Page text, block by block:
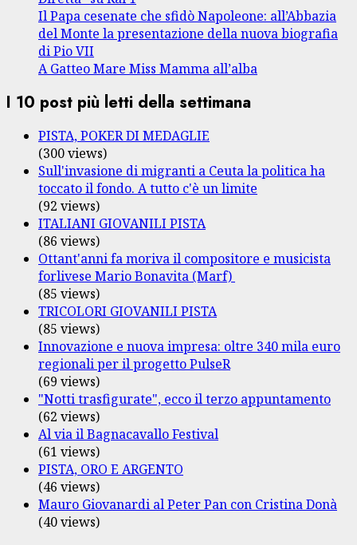
Il Papa cesenate che sfidò Napoleone: all’Abbazia
del Monte la presentazione della nuova biografia
di Pio VII
A Gatteo Mare Miss Mamma all’alba
I 10 post più letti della settimana
PISTA, POKER DI MEDAGLIE
(300 views)
Sull'invasione di migranti a Ceuta la politica ha
toccato il fondo. A tutto c'è un limite
(92 views)
ITALIANI GIOVANILI PISTA
(86 views)
Ottant'anni fa moriva il compositore e musicista
forlivese Mario Bonavita (Marf)
(85 views)
TRICOLORI GIOVANILI PISTA
(85 views)
Innovazione e nuova impresa: oltre 340 mila euro
regionali per il progetto PulseR
(69 views)
"Notti trasfigurate", ecco il terzo appuntamento
(62 views)
Al via il Bagnacavallo Festival
(61 views)
PISTA, ORO E ARGENTO
(46 views)
Mauro Giovanardi al Peter Pan con Cristina Donà
(40 views)